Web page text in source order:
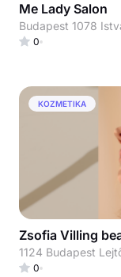
Me Lady Salon
Budapest 1078
0
KOZMETIKA
Zsofia Villing
1124 Budapest
0